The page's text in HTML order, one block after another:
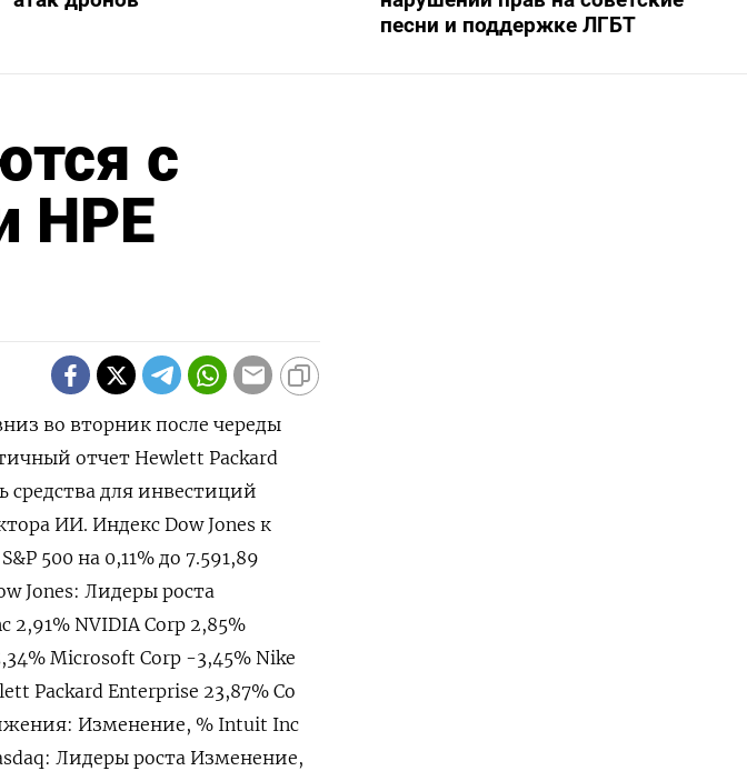
песни и поддержке ЛГБТ
с
HPE
во вторник после череды
отчет Hewlett Packard
для инвестиций
ИИ. Индекс Dow ‌Jones к
500 на ‌0,11% до 7.591,89
Jones: Лидеры роста
2,91% NVIDIA Corp 2,​85%
Microsoft Corp -3,45% Nike
Packard Enterprise 23,87% Co
Изменение, % Intuit Inc
Лидеры роста Изменение,